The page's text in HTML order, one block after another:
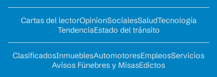
Cartas del lectorOpinionSocialesSaludTecnología
TendenciaEstado del tránsito
ClasificadosInmueblesAutomotoresEmpleosServicios
Avisos Fúnebres y MisasEdictos